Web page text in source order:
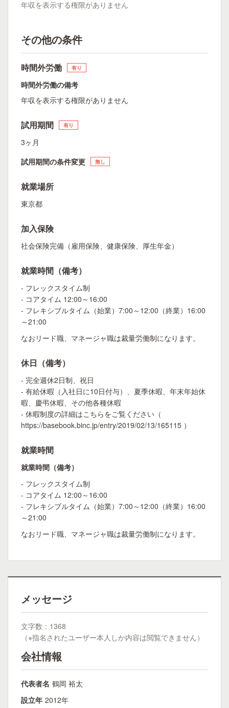
年収を表示する権限がありません
その他の条件
時間外労働 有り
時間外労働の備考
年収を表示する権限がありません
試用期間 有り
3ヶ月
試用期間の条件変更
無し
就業場所
東京都
加入保険
社会保険完備（雇用保険、健康保険、厚生年金）
就業時間（備考）
- フレックスタイム制
- コアタイム 12:00～16:00
- フレキシブルタイム（始業）7:00～12:00（終業）16:00
～21:00
なおリード職、マネージャ職は裁量労働制になります。
休日（備考）
- 完全週休2日制、祝日
- 有給休暇（入社日に10日付与）、夏季休暇、年末年始休
暇、慶弔休暇、その他各種休暇
- 休暇制度の詳細はこちらをご覧ください（
https://basebook.binc.jp/entry/2019/02/13/165115 ）
就業時間
就業時間（備考）
- フレックスタイム制
- コアタイム 12:00～16:00
- フレキシブルタイム（始業）7:00～12:00（終業）16:00
～21:00
なおリード職、マネージャ職は裁量労働制になります。
メッセージ
文字数：1368
（※指名されたユーザー本人しか内容は閲覧できません）
会社情報
代表者名 鶴岡 裕太
設立年 2012年